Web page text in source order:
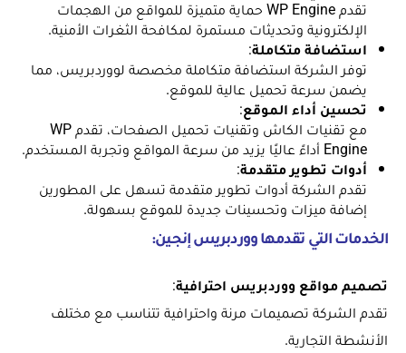
تقدم WP Engine حماية متميزة للمواقع من الهجمات
الإلكترونية وتحديثات مستمرة لمكافحة الثغرات الأمنية.
استضافة متكاملة:
توفر الشركة استضافة متكاملة مخصصة لووردبريس، مما
يضمن سرعة تحميل عالية للموقع.
تحسين أداء الموقع:
مع تقنيات الكاش وتقنيات تحميل الصفحات، تقدم WP
Engine أداءً عاليًا يزيد من سرعة المواقع وتجربة المستخدم.
أدوات تطوير متقدمة:
تقدم الشركة أدوات تطوير متقدمة تسهل على المطورين
إضافة ميزات وتحسينات جديدة للموقع بسهولة.
الخدمات التي تقدمها ووردبريس إنجين:
تصميم مواقع ووردبريس احترافية:
تقدم الشركة تصميمات مرنة واحترافية تتناسب مع مختلف
الأنشطة التجارية.